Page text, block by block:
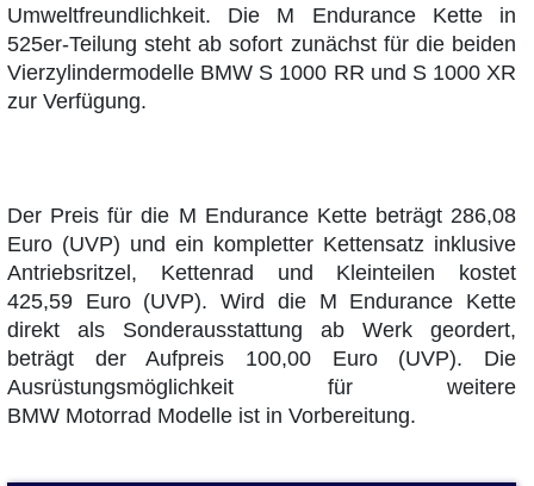
Umweltfreundlichkeit. Die M Endurance Kette in
525er-Teilung steht ab sofort zunächst für die beiden
Vierzylindermodelle BMW S 1000 RR und S 1000 XR
zur Verfügung.
Der Preis für die M Endurance Kette beträgt 286,08
Euro (UVP) und ein kompletter Kettensatz inklusive
Antriebsritzel, Kettenrad und Kleinteilen kostet
425,59 Euro (UVP). Wird die M Endurance Kette
direkt als Sonderausstattung ab Werk geordert,
beträgt der Aufpreis 100,00 Euro (UVP). Die
Ausrüstungsmöglichkeit für weitere
BMW Motorrad Modelle ist in Vorbereitung.